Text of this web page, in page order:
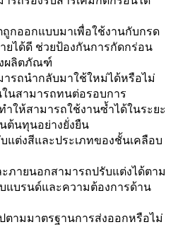
กออกแบบมาเพื่อใช้งานกับกรด
ยได้ดี ช่วยป้องกันการกัดกร่อน
ผลิตภัณฑ์
รถนำกลับมาใช้ใหม่ได้หรือไม่
นสามารถทนต่อรอบการ
ให้สามารถใช้งานซ้ำได้ในระยะ
ต้นทุนอย่างยั่งยืน
แต่งสีและประเภทของชั้นเคลือบ
ภายนอกสามารถปรับแต่งได้ตาม
แบรนด์และความต้องการด้าน
ตามมาตรฐานการส่งออกหรือไม่